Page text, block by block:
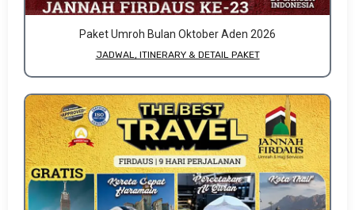
Paket Umroh Bulan Oktober Aden 2026
JADWAL, ITINERARY & DETAIL PAKET